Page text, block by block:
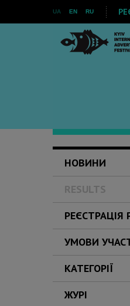
UA EN RU
НОВИНИ
RESULTS
РЕЄСТРАЦІЯ
УМОВИ
КАТЕГОРІЇ
ЖУРІ